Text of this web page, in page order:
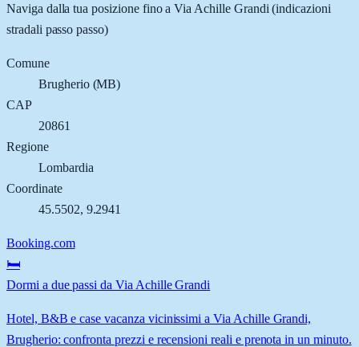
Naviga dalla tua posizione fino aVia Achille Grandi (indicazioni
stradali passo passo)
Comune
Brugherio(MB)
CAP
20861
Regione
Lombardia
Coordinate
45.5502, 9.2941
Booking.com
🛏️
Dormi a due passi da Via Achille Grandi
Hotel, B&B e case vacanza vicinissimi a Via Achille Grandi,
Brugherio: confronta prezzi e recensioni reali e prenota in un minuto.